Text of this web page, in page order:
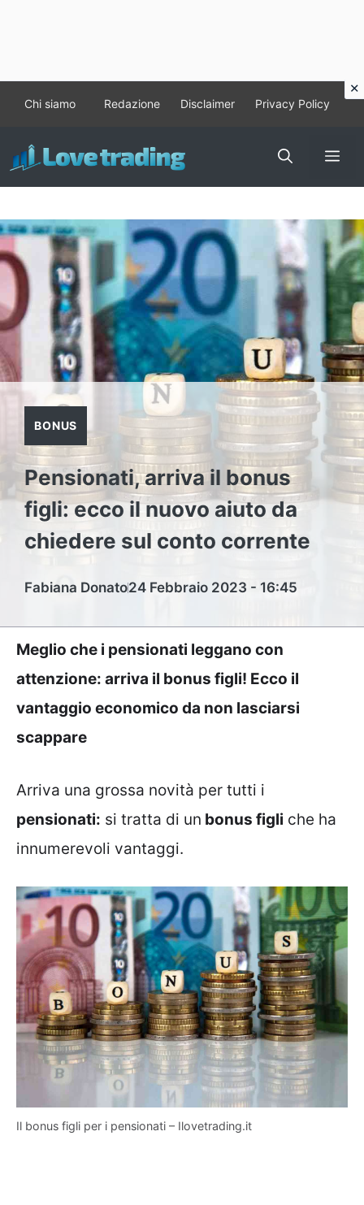
contenuto
Chi siamo Redazione Disclaimer Privacy Policy
BONUS
Pensionati, arriva il bonus
figli: ecco il nuovo aiuto da
chiedere sul conto corrente
Fabiana Donato24 Febbraio 2023 - 16:45
Meglio che i pensionati leggano con
attenzione: arriva il bonus figli! Ecco il
vantaggio economico da non lasciarsi
scappare
Arriva una grossa novità per tutti i
pensionati: si tratta di un bonus figli che ha
innumerevoli vantaggi.
Il bonus figli per i pensionati – Ilovetrading.it